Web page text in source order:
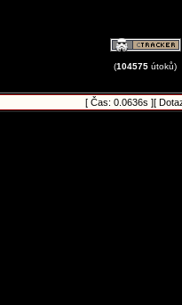
(104575 útoků)
[ Čas: 0.0636s ][